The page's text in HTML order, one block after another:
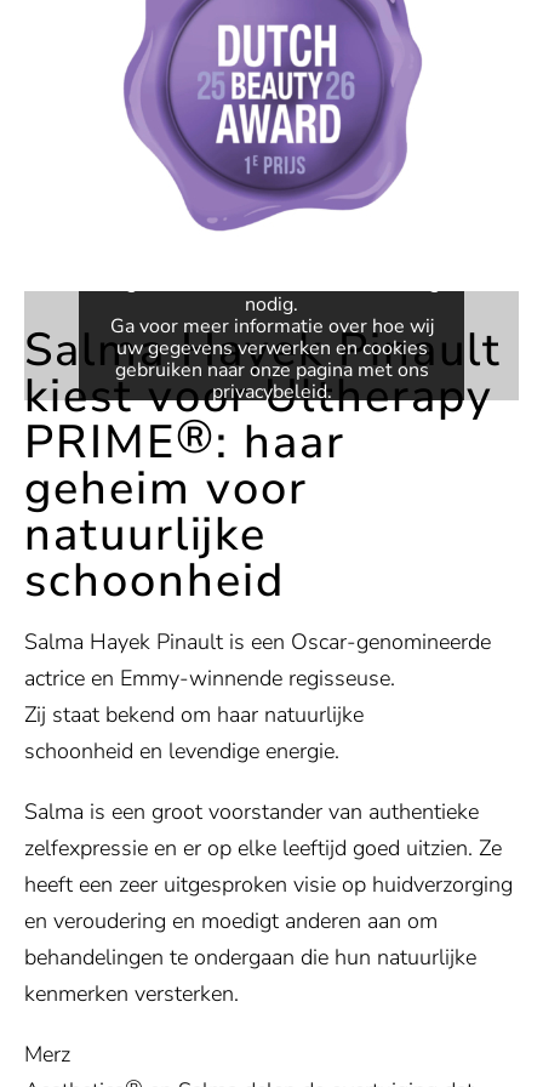
Toestemming vereist
Deze inhoud wordt geleverd door
nodig.
Ga voor meer informatie over hoe wij
uw gegevens verwerken en cookies
gebruiken naar onze pagina met ons
privacybeleid.
VIDEO ACTIVEREN
Altijd video's deblokkeren
Salma Hayek Pinault
kiest voor Ultherapy
PRIME®: haar
geheim voor
natuurlijke
schoonheid
Salma Hayek Pinault is een Oscar-genomineerde
actrice en Emmy-winnende regisseuse.
Zij staat bekend om haar natuurlijke
schoonheid en levendige energie.
Salma is een groot voorstander van authentieke
zelfexpressie en er op elke leeftijd goed uitzien. Ze
heeft een zeer uitgesproken visie op huidverzorging
en veroudering en moedigt anderen aan om
behandelingen te ondergaan die hun natuurlijke
kenmerken versterken.
Merz